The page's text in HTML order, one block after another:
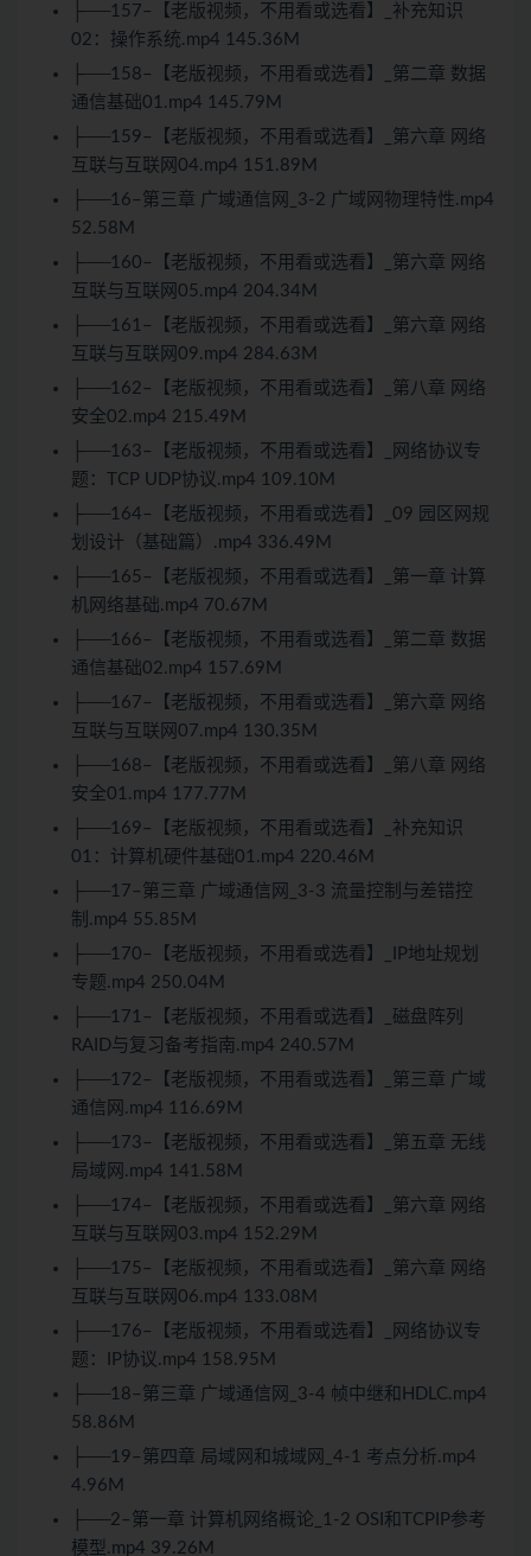
├──157–【老版视频，不用看或选看】_补充知识
02：操作系统.mp4 145.36M
├──158–【老版视频，不用看或选看】_第二章 数据
通信基础01.mp4 145.79M
├──159–【老版视频，不用看或选看】_第六章 网络
互联与互联网04.mp4 151.89M
├──16–第三章 广域通信网_3-2 广域网物理特性.mp4
52.58M
├──160–【老版视频，不用看或选看】_第六章 网络
互联与互联网05.mp4 204.34M
├──161–【老版视频，不用看或选看】_第六章 网络
互联与互联网09.mp4 284.63M
├──162–【老版视频，不用看或选看】_第八章 网络
安全02.mp4 215.49M
├──163–【老版视频，不用看或选看】_网络协议专
题：TCP UDP协议.mp4 109.10M
├──164–【老版视频，不用看或选看】_09 园区网规
划设计（基础篇）.mp4 336.49M
├──165–【老版视频，不用看或选看】_第一章 计算
机网络基础.mp4 70.67M
├──166–【老版视频，不用看或选看】_第二章 数据
通信基础02.mp4 157.69M
├──167–【老版视频，不用看或选看】_第六章 网络
互联与互联网07.mp4 130.35M
├──168–【老版视频，不用看或选看】_第八章 网络
安全01.mp4 177.77M
├──169–【老版视频，不用看或选看】_补充知识
01：计算机硬件基础01.mp4 220.46M
├──17–第三章 广域通信网_3-3 流量控制与差错控
制.mp4 55.85M
├──170–【老版视频，不用看或选看】_IP地址规划
专题.mp4 250.04M
├──171–【老版视频，不用看或选看】_磁盘阵列
RAID与复习备考指南.mp4 240.57M
├──172–【老版视频，不用看或选看】_第三章 广域
通信网.mp4 116.69M
├──173–【老版视频，不用看或选看】_第五章 无线
局域网.mp4 141.58M
├──174–【老版视频，不用看或选看】_第六章 网络
互联与互联网03.mp4 152.29M
├──175–【老版视频，不用看或选看】_第六章 网络
互联与互联网06.mp4 133.08M
├──176–【老版视频，不用看或选看】_网络协议专
题：IP协议.mp4 158.95M
├──18–第三章 广域通信网_3-4 帧中继和HDLC.mp4
58.86M
├──19–第四章 局域网和城域网_4-1 考点分析.mp4
4.96M
├──2–第一章 计算机网络概论_1-2 OSI和TCPIP参考
模型.mp4 39.26M